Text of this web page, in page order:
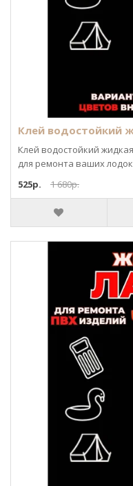
Клей водостойкий
Клей водостойкий
для ремонта ваших
525р.
1 680р.